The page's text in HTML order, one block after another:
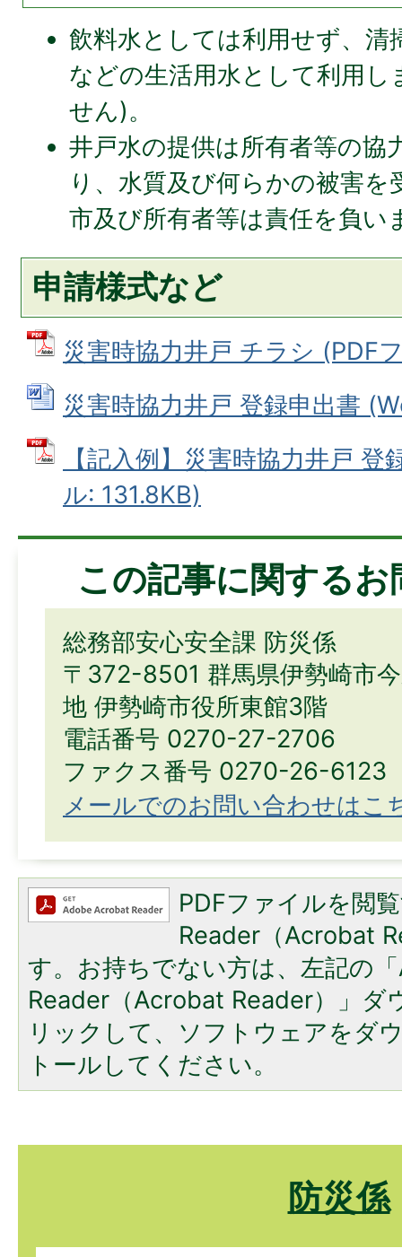
飲料水としては利用せず、清
などの生活用水として利用
せん)。
井戸水の提供は所有者等の協
り、水質及び何らかの被害
市及び所有者等は責任を負い
申請様式など
災害時協力井戸 チラシ (PDF
災害時協力井戸 登録申出書
【記入例】災害時協力井戸
ル: 131.8KB)
この記事に関する
総務部安心安全課 防災係
〒372-8501 群馬県伊勢崎市
地 伊勢崎市役所東館3階
電話番号 0270-27-2706
ファクス番号 0270-26-6123
メールでのお問い合わせはこ
PDFファイルを閲
Reader（Acrobat
す。お持ちでない方は、左記の
Reader（Acrobat Reader）」ダ
リックして、ソフトウェアをダ
トールしてください。
防災係